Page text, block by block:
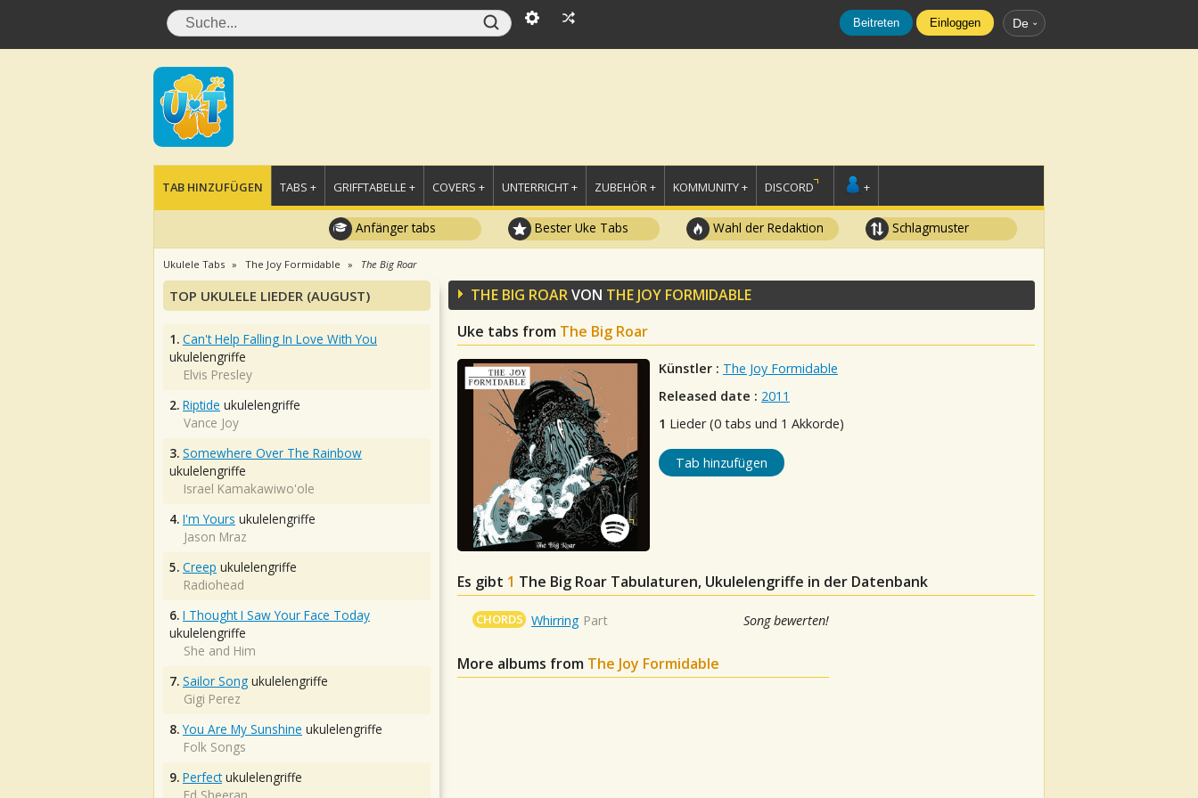
Beitreten Einloggen De
TAB HINZUFÜGEN TABS + GRIFFTABELLE + COVERS + UNTERRICHT + ZUBEHÖR + KOMMUNITY + DISCORD +
Anfänger tabs Bester Uke Tabs Wahl der Redaktion Schlagmuster
Ukulele Tabs The Joy Formidable The Big Roar
THE BIG ROARVON THE JOY FORMIDABLE
Uke tabs from The Big Roar
Künstler : The Joy Formidable
Released date : 2011
1 Lieder (0 tabs und 1 Akkorde)
Tab hinzufügen
Es gibt 1 The Big Roar Tabulaturen, Ukulelengriffe in der Datenbank
CHORDS Whirring Part Song bewerten!
More albums from The Joy Formidable
TOP UKULELE LIEDER (AUGUST)
1. Can't Help Falling In Love With You
ukulelengriffe
Elvis Presley
2. Riptide ukulelengriffe
Vance Joy
3. Somewhere Over The Rainbow
ukulelengriffe
Israel Kamakawiwo'ole
4. I'm Yours ukulelengriffe
Jason Mraz
5. Creep ukulelengriffe
Radiohead
6. I Thought I Saw Your Face Today
ukulelengriffe
She and Him
7. Sailor Song ukulelengriffe
Gigi Perez
8. You Are My Sunshine ukulelengriffe
Folk Songs
9. Perfectukulelengriffe